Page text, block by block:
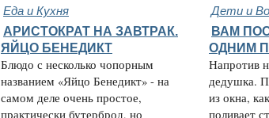
Еда и Кухня Дети и
АРИСТОКРАТ НА ЗАВТРАК.
ЯЙЦО БЕНЕДИКТ
Блюдо с несколько чопорным
названием «Яйцо Бенедикт» - на
самом деле очень простое,
практически бутерброд, но
ВАМ
ОДНИМ
Напротив
дедушка.
из окна,
поливает